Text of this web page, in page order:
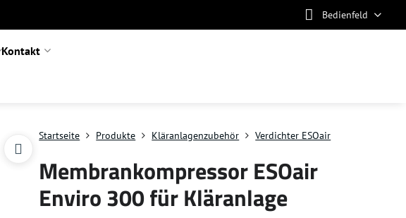
Bedienfeld
Kontakt
Startseite Produkte Kläranlagenzubehör Verdichter ESOair
Membrankompressor ESOair
Enviro 300 für Kläranlage